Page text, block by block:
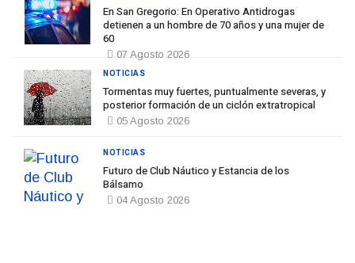
En San Gregorio: En Operativo Antidrogas
detienen a un hombre de 70 años y una mujer de
60
07 Agosto 2026
Tormentas muy fuertes, puntualmente severas, y
posterior formación de un ciclón extratropical
05 Agosto 2026
NOTICIAS
Futuro de Club Náutico y Estancia de los
Bálsamo
04 Agosto 2026
NOTICIAS